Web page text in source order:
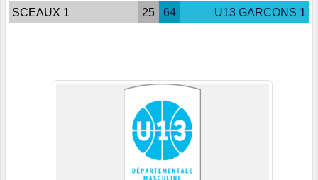
SCEAUX 1 25 64 U13 GARCONS 1